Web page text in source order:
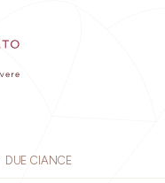
DUE CIANCE